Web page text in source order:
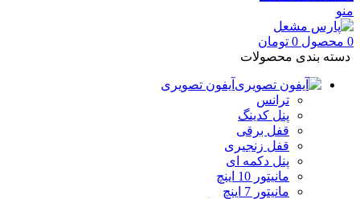
منو
0 محصول 0 تومان
دسته بندی محصولات
آیفون تصویری
ترانس
پنل کدینگ
قفل برقی
قفل زنجیری
پنل دکمه‌ ای
مانیتور 10 اینچ
مانیتور 7 اینچ